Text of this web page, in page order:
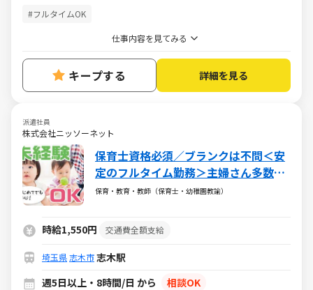
#フルタイムOK
仕事内容を見てみる
キープする 詳細を見る
派遣社員
株式会社ニッソーネット
保育士資格必須／ブランクは不問＜安
定のフルタイム勤務＞主婦さん多数活
躍中♪
保育・教育・教師（保育士・幼稚園教諭）
時給1,550円 交通費全額支給
埼玉県志木市志木駅
週5日以上・8時間/日 から
相談OK